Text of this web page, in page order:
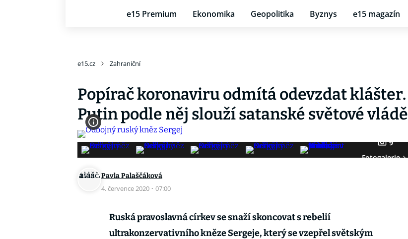
e15 Premium Ekonomika Geopolitika Byznys e15 magazín
e15.cz Zahraniční
Popírač koronaviru odmítá odevzdat klášter.
Putin podle něj slouží satanské světové vládě
9
Fotogalerie
Pavla Palaščáková
4. července 2020 · 07:00
Ruská pravoslavná církev se snaží skoncovat s rebelií
ultrakonzervativního kněze Sergeje, který se vzepřel světským